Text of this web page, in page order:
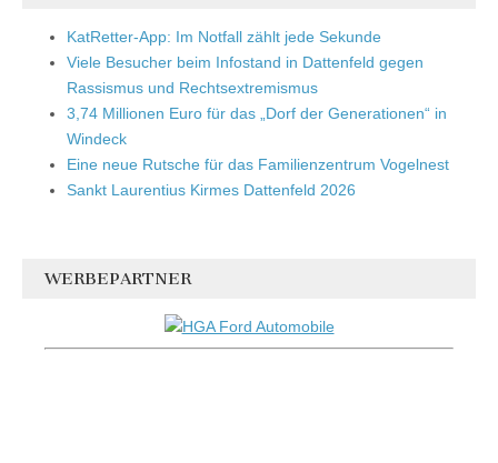
KatRetter-App: Im Notfall zählt jede Sekunde
Viele Besucher beim Infostand in Dattenfeld gegen
Rassismus und Rechtsextremismus
3,74 Millionen Euro für das „Dorf der Generationen“ in
Windeck
Eine neue Rutsche für das Familienzentrum Vogelnest
Sankt Laurentius Kirmes Dattenfeld 2026
WERBEPARTNER